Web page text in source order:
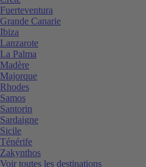
Fuerteventura
Grande Canarie
Ibiza
Lanzarote
La Palma
Madère
Majorque
Rhodes
Samos
Santorin
Sardaigne
Sicile
Ténérife
Zakynthos
Voir toutes les destinations